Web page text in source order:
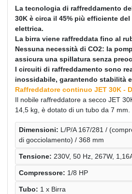
La tecnologia di raffreddamento
30K è circa il 45% più efficiente
elettrica.
La birra viene raffreddata fino al
Nessuna necessità di CO2: la
assicura una spillatura senza
I circuiti di raffreddamento sono
inossidabile, garantendo stabilità
Raffreddatore continuo JET 30K -
Il nobile raffreddatore a secco JET
14,5 kg, è dotato di un tubo da 7 mm.
Dimensioni: L/P/A 167/281 /
di gocciolamento) / 368 mm
Tensione: 230V, 50 Hz, 267W,
Compressore: 1/8 HP
Tubo: 1 x Birra